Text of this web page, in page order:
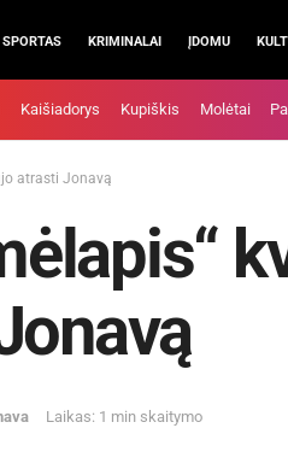
SPORTAS KRIMINALAI ĮDOMU
Kaišiadorys Kupiškis Molėtai
atrasti Jonavą
Laikas: 1 min skaitymo